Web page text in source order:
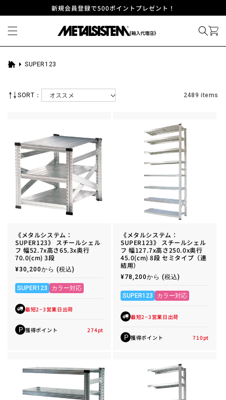
新規会員登録で500ポイントプレゼント！
ホ
SUPER123
SORT： 2489 items
《メタルシステム：
SUPER123》 スチールシェル
フ 幅52.7x高さ65.3x奥行
70.0(cm) 3段
通
価
格
¥30,200から (税込)
SUPER123 カラー対応
最短2~3営業日出荷
P 獲得ポイント 274pt
《メタルシステム：
SUPER123》 スチールシェル
フ 幅127.7x高さ250.0x奥行
45.0(cm) 8段 セミタイプ（連
結用）
通
価
格
¥78,200から (税込)
SUPER123 カラー対応
最短2~3営業日出荷
P 獲得ポイント 710pt